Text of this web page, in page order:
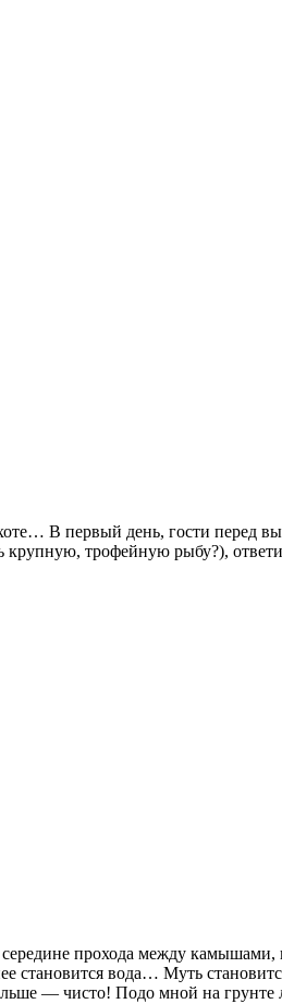
В первый день, гости перед
крупную, трофейную рыбу?),
прохода между камышами,
вода… Муть
— чисто! Подо мной на